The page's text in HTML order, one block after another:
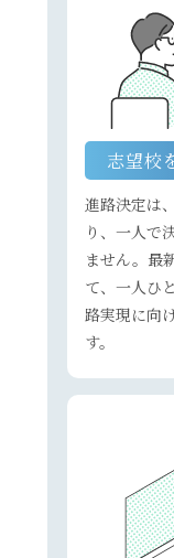
志望校
進路決定は
り、一人で
ません。最
て、一人ひ
路実現に向
す。